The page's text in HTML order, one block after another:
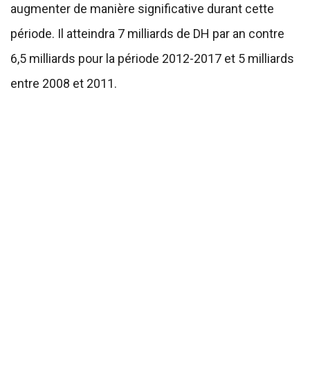
augmenter de manière significative durant cette
période. Il atteindra 7 milliards de DH par an contre
6,5 milliards pour la période 2012-2017 et 5 milliards
entre 2008 et 2011.